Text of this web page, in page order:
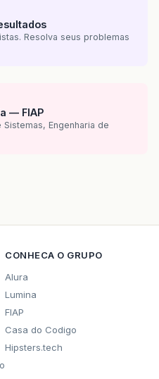
Resolva seus problemas
— FIAP
Engenharia de
CONHECA O GRUPO
Alura
Lumina
FIAP
Casa do Codigo
Hipsters.tech